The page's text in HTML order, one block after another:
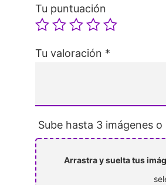
Tu puntuación
Tu valoración *
Sube hasta 3 imágenes o
Arrastra y suelta tus